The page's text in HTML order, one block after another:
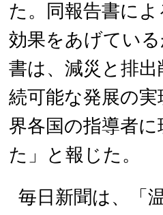
た。同報告書に
効果をあげてい
書は、減災と排
続可能な発展の
界各国の指導者
た」と報じた。
毎日新聞は、「